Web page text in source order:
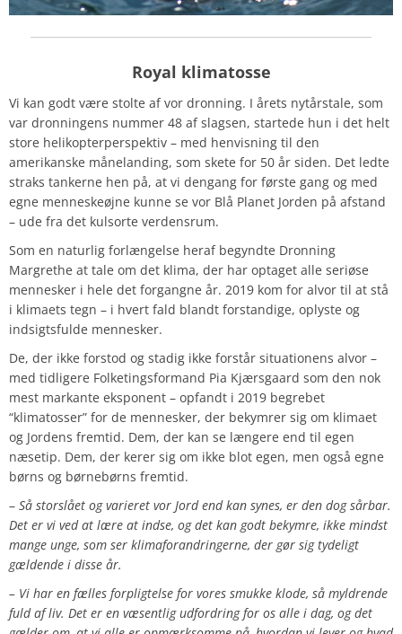
Royal klimatosse
Vi kan godt være stolte af vor dronning. I årets nytårstale, som
var dronningens nummer 48 af slagsen, startede hun i det helt
store helikopterperspektiv – med henvisning til den
amerikanske månelanding, som skete for 50 år siden. Det ledte
straks tankerne hen på, at vi dengang for første gang og med
egne menneskeøjne kunne se vor Blå Planet Jorden på afstand
– ude fra det kulsorte verdensrum.
Som en naturlig forlængelse heraf begyndte Dronning
Margrethe at tale om det klima, der har optaget alle seriøse
mennesker i hele det forgangne år. 2019 kom for alvor til at stå
i klimaets tegn – i hvert fald blandt forstandige, oplyste og
indsigtsfulde mennesker.
De, der ikke forstod og stadig ikke forstår situationens alvor –
med tidligere Folketingsformand Pia Kjærsgaard som den nok
mest markante eksponent – opfandt i 2019 begrebet
“klimatosser” for de mennesker, der bekymrer sig om klimaet
og Jordens fremtid. Dem, der kan se længere end til egen
næsetip. Dem, der kerer sig om ikke blot egen, men også egne
børns og børnebørns fremtid.
– Så storslået og varieret vor Jord end kan synes, er den dog sårbar.
Det er vi ved at lære at indse, og det kan godt bekymre, ikke mindst
mange unge, som ser klimaforandringerne, der gør sig tydeligt
gældende i disse år.
– Vi har en fælles forpligtelse for vores smukke klode, så myldrende
fuld af liv. Det er en væsentlig udfordring for os alle i dag, og det